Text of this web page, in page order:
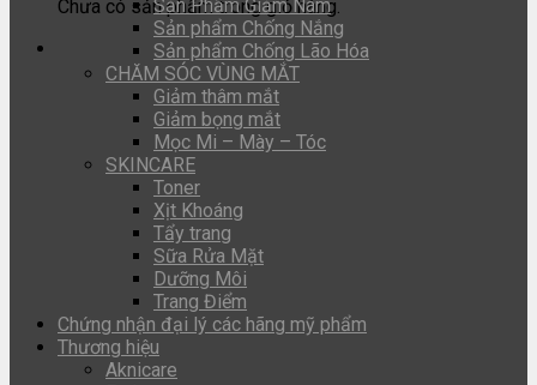
Chưa có sản phẩm trong giỏ hàng.
Sản Phẩm Giảm Nám
Sản phẩm Chống Nắng
Sản phẩm Chống Lão Hóa
CHĂM SÓC VÙNG MẮT
Giảm thâm mắt
Giảm bọng mắt
Mọc Mi – Mày – Tóc
SKINCARE
Toner
Xịt Khoáng
Tẩy trang
Sữa Rửa Mặt
Dưỡng Môi
Trang Điểm
Chứng nhận đại lý các hãng mỹ phẩm
Thương hiệu
Aknicare